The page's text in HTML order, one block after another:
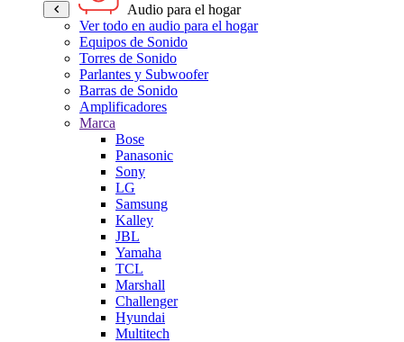
Audio para el hogar
Ver todo en audio para el hogar
Equipos de Sonido
Torres de Sonido
Parlantes y Subwoofer
Barras de Sonido
Amplificadores
Marca
Bose
Panasonic
Sony
LG
Samsung
Kalley
JBL
Yamaha
TCL
Marshall
Challenger
Hyundai
Multitech